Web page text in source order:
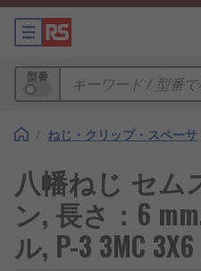
型番
/ ねじ・クリップ・スペーサ
八幡ねじ セム
ン, 長さ：6
ル, P-3 3MC